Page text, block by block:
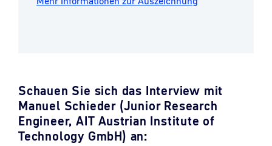
Schauen Sie sich das Interview mit
Manuel Schieder (Junior Research
Engineer, AIT Austrian Institute of
Technology GmbH) an: